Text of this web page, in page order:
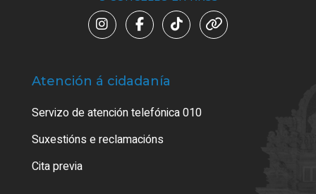
Atención á cidadanía
Servizo de atención telefónica 010
Suxestións e reclamacións
Cita previa